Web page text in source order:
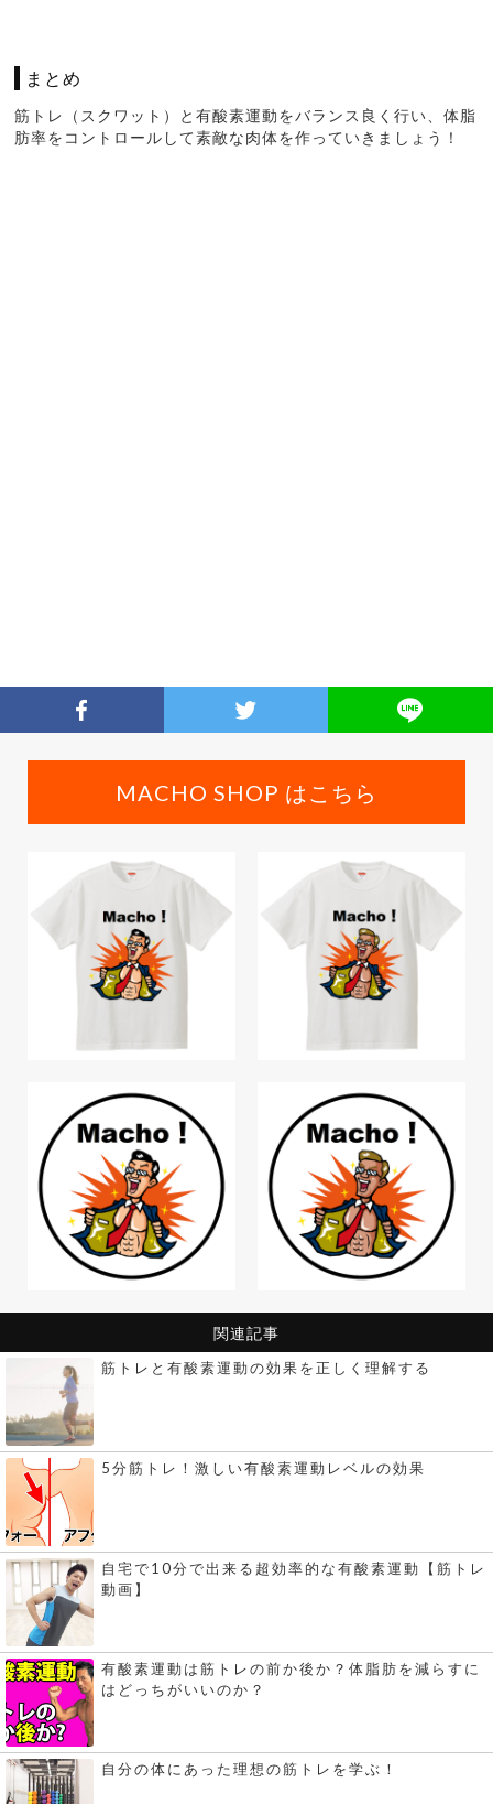
まとめ
筋トレ（スクワット）と有酸素運動をバランス良く行い、体脂
肪率をコントロールして素敵な肉体を作っていきましょう！
MACHO SHOP はこちら
関連記事
筋トレと有酸素運動の効果を正しく理解する
5分筋トレ！激しい有酸素運動レベルの効果
自宅で10分で出来る超効率的な有酸素運動【筋トレ
動画】
有酸素運動は筋トレの前か後か？体脂肪を減らすに
はどっちがいいのか？
自分の体にあった理想の筋トレを学ぶ！